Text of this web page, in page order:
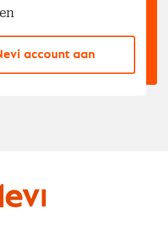
account aan